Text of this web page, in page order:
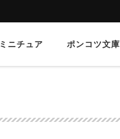
ミニチュア ポンコツ文庫